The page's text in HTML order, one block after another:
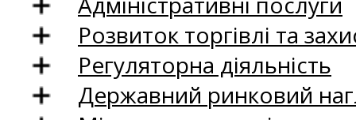
Розвиток торгівлі та
Регуляторна діяльність
Державний ринковий